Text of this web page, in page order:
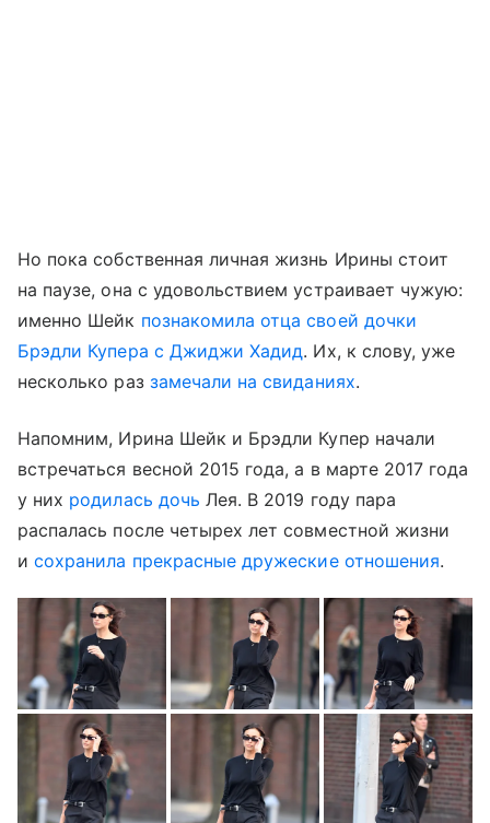
Но пока собственная личная жизнь Ирины стоит
на паузе, она с удовольствием устраивает чужую:
именно Шейк познакомила отца своей дочки
Брэдли Купера с Джиджи Хадид. Их, к слову, уже
несколько раз замечали на свиданиях.
Напомним, Ирина Шейк и Брэдли Купер начали
встречаться весной 2015 года, а в марте 2017 года
у них родилась дочь Лея. В 2019 году пара
распалась после четырех лет совместной жизни
исохранила прекрасные дружеские отношения.